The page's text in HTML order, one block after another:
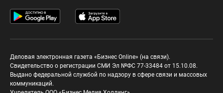
Деловая электронная газета «Бизнес Online» (на связи).
Свидетельство о регистрации СМИ Эл №ФС 77-33484 от 15.10.08.
Выдано федеральной службой по надзору в сфере связи и массовых
коммуникаций.